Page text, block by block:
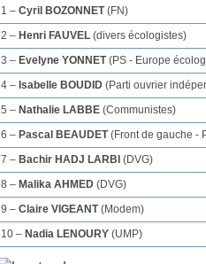
1 –Cyril BOZONNET(FN)
2 –Henri FAUVEL (divers écologistes)
3 –Evelyne YONNET(PS - Europe
4 –Isabelle BOUDID (Parti ouvrier
5 –Nathalie LABBE (Communistes)
6 –Pascal BEAUDET(Front de gauche -
7 –Bachir HADJ LARBI (DVG)
8 –Malika AHMED (DVG)
9 –Claire VIGEANT(Modem)
10 –Nadia LENOURY (UMP)